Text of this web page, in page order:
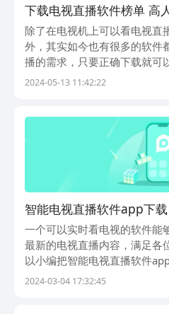
下载电视直播软件榜单 高
除了在电视机上可以看电视直
外，其实如今也有很多的软件
播的需求，只要正确下载就可
件合集的相关内容大家是否了
用...
2024-05-13 11:42:22
智能电视直播软件app下
一个可以实时看电视的软件能
最新的电视直播内容，满足各
以小编把智能电视直播软件
们，高清在线卡顿，一点都不
2024-03-04 17:32:45